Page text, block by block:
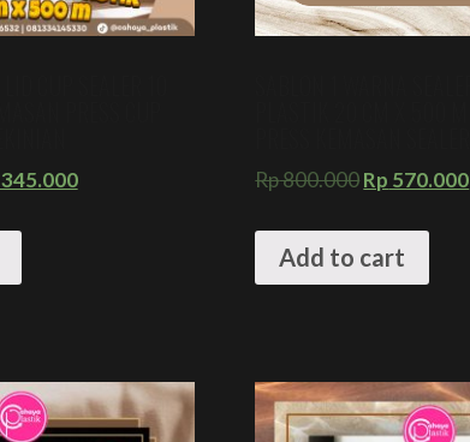
345.000 Rp800.000Rp 570.000
Add to cart